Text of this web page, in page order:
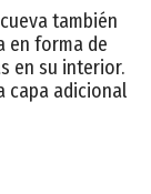
también
en forma de
en su interior.
capa adicional